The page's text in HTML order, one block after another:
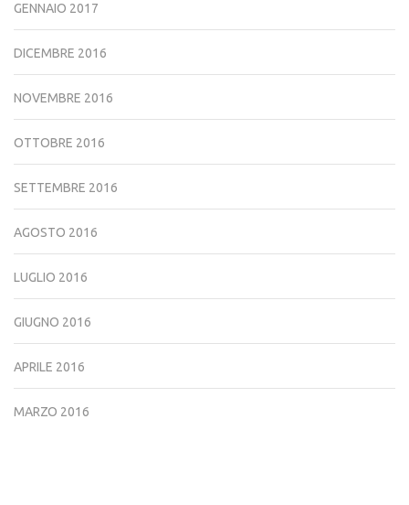
GENNAIO 2017
DICEMBRE 2016
NOVEMBRE 2016
OTTOBRE 2016
SETTEMBRE 2016
AGOSTO 2016
LUGLIO 2016
GIUGNO 2016
APRILE 2016
MARZO 2016